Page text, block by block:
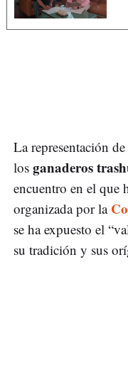
La representación
los ganaderos
encuentro en el que
organizada por la
se ha expuesto el
su tradición y sus